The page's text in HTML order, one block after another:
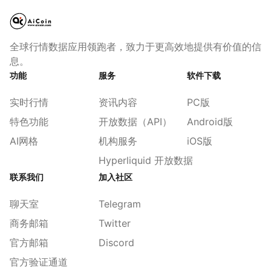
全球行情数据应用领跑者，致力于更高效地提供有价值的信
息。
功能
实时行情
特色功能
AI网格
服务
资讯内容
开放数据（API）
机构服务
Hyperliquid 开放数据
软件下载
PC版
Android版
iOS版
联系我们
聊天室
商务邮箱
官方邮箱
官方验证通道
加入社区
Telegram
Twitter
Discord